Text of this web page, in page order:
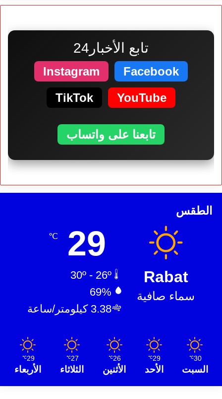
تابع الأخبار24
Facebook
Instagram
YouTube
TikTok
تابعنا على واتساب
الطقس
Rabat
سماء صافية
29
℃
69%
3.38 كيلومتر/ساعة
30
℃
السبت
29
℃
الأحد
26
℃
الأثنين
27
℃
الثلاثاء
29
℃
الأربعاء